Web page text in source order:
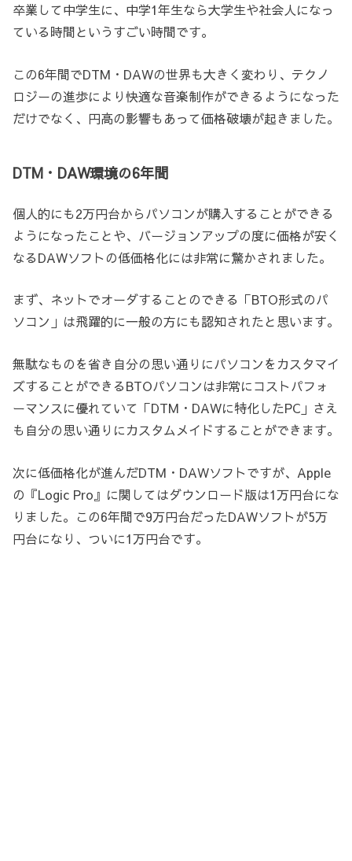
卒業して中学生に、中学1年生なら大学生や社会人になっ
ている時間というすごい時間です。
この6年間でDTM・DAWの世界も大きく変わり、テクノ
ロジーの進歩により快適な音楽制作ができるようになった
だけでなく、円高の影響もあって価格破壊が起きました。
DTM・DAW環境の6年間
個人的にも2万円台からパソコンが購入することができる
ようになったことや、バージョンアップの度に価格が安く
なるDAWソフトの低価格化には非常に驚かされました。
まず、ネットでオーダすることのできる「BTO形式のパ
ソコン」は飛躍的に一般の方にも認知されたと思います。
無駄なものを省き自分の思い通りにパソコンをカスタマイ
ズすることができるBTOパソコンは非常にコストパフォ
ーマンスに優れていて「DTM・DAWに特化したPC」さえ
も自分の思い通りにカスタムメイドすることができます。
次に低価格化が進んだDTM・DAWソフトですが、Apple
の『Logic Pro』に関してはダウンロード版は1万円台にな
りました。この6年間で9万円台だったDAWソフトが5万
円台になり、ついに1万円台です。